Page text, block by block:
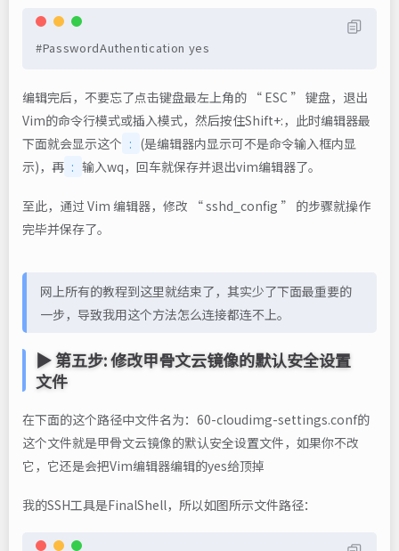
#PasswordAuthentication yes
编辑完后，不要忘了点击键盘最左上角的 “ ESC ” 键盘，退出
Vim的命令行模式或插入模式，然后按住Shift+:，此时编辑器最
下面就会显示这个 : (是编辑器内显示可不是命令输入框内显
示)，再 : 输入wq，回车就保存并退出vim编辑器了。
至此，通过 Vim 编辑器，修改 “ sshd_config ” 的步骤就操作
完毕并保存了。
网上所有的教程到这里就结束了，其实少了下面最重要的
一步，导致我用这个方法怎么连接都连不上。
▶ 第五步: 修改甲骨文云镜像的默认安全设置
文件
在下面的这个路径中文件名为：60-cloudimg-settings.conf的
这个文件就是甲骨文云镜像的默认安全设置文件，如果你不改
它，它还是会把Vim编辑器编辑的yes给顶掉
我的SSH工具是FinalShell，所以如图所示文件路径：